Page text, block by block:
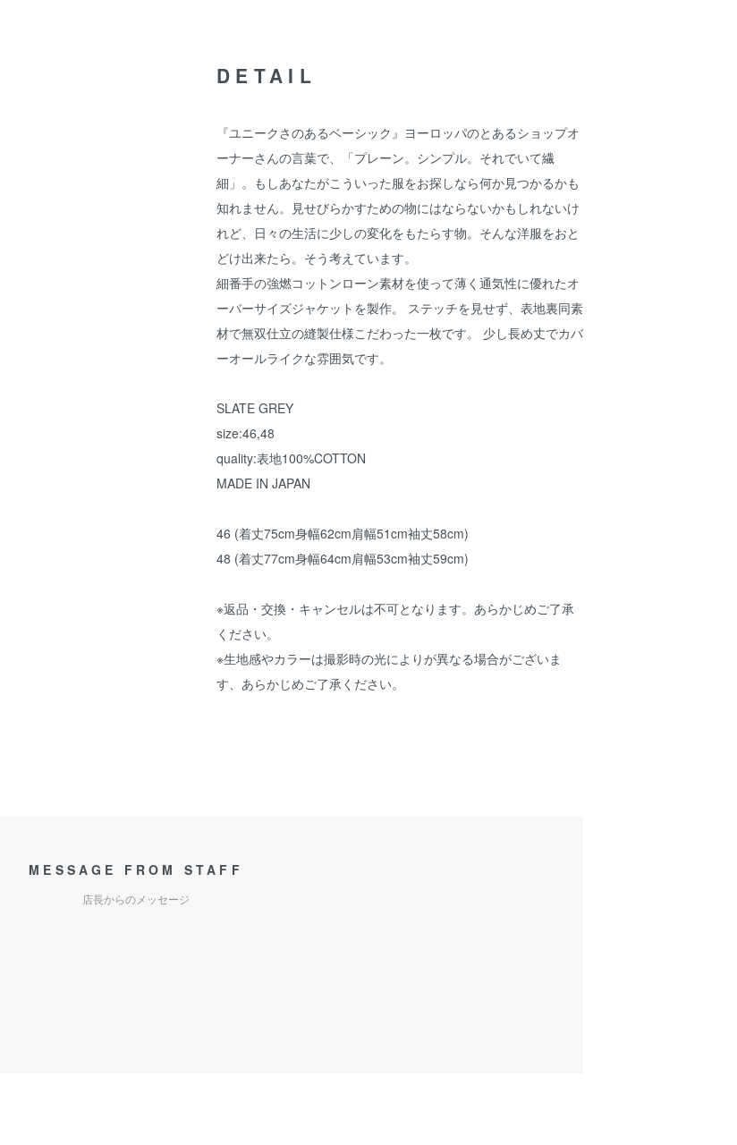
DETAIL
『ユニークさのあるベーシック』ヨーロッパのとあるショップオ
ーナーさんの言葉で、「プレーン。シンプル。それでいて繊
細」。もしあなたがこういった服をお探しなら何か見つかるかも
知れません。見せびらかすための物にはならないかもしれないけ
れど、日々の生活に少しの変化をもたらす物。そんな洋服をおと
どけ出来たら。そう考えています。
細番手の強燃コットンローン素材を使って薄く通気性に優れたオ
ーバーサイズジャケットを製作。 ステッチを見せず、表地裏同素
材で無双仕立の縫製仕様こだわった一枚です。 少し長め丈でカバ
ーオールライクな雰囲気です。
SLATE GREY
size:46,48
quality:表地100%COTTON
MADE IN JAPAN
46 (着丈75cm身幅62cm肩幅51cm袖丈58cm)
48 (着丈77cm身幅64cm肩幅53cm袖丈59cm)
※返品・交換・キャンセルは不可となります。あらかじめご了承
ください。
※生地感やカラーは撮影時の光によりが異なる場合がございま
す、あらかじめご了承ください。
MESSAGE FROM STAFF
店長からのメッセージ